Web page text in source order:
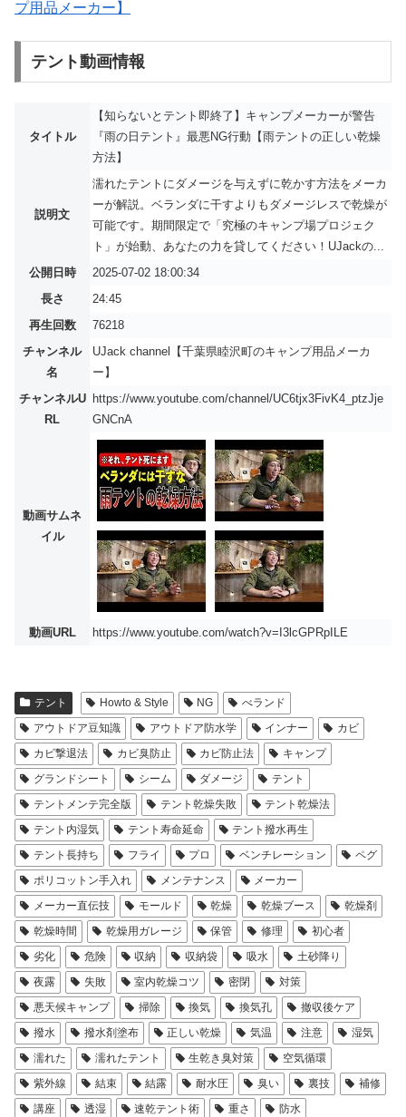
プ用品メーカー】
テント動画情報
タイトル
【知らないとテント即終了】キャンプメーカーが警告
『雨の日テント』最悪NG行動【雨テントの正しい乾燥
方法】
説明文
濡れたテントにダメージを与えずに乾かす方法をメーカ
ーが解説。ベランダに干すよりもダメージレスで乾燥が
可能です。期間限定で「究極のキャンプ場プロジェク
ト」が始動、あなたの力を貸してください！UJackの...
公開日時
2025-07-02 18:00:34
長さ
24:45
再生回数
76218
チャンネル
名
UJack channel【千葉県睦沢町のキャンプ用品メーカ
ー】
チャンネルU
RL
https://www.youtube.com/channel/UC6tjx3FivK4_ptzJje
GNCnA
動画サムネ
イル
動画URL https://www.youtube.com/watch?v=I3lcGPRpILE
テント Howto & Style NG
べランド
アウトドア豆知識
アウトドア防水学 インナー
カビ
カビ撃退法
カビ臭防止 カビ防止法
キャンプ
グランドシート
シーム ダメージ
テント
テントメンテ完全版
テント乾燥失敗
テント乾燥法
テント内湿気
テント寿命延命
テント撥水再生
テント長持ち
フライ プロ ベンチレーション
ペグ
ポリコットン手入れ
メンテナンス
メーカー
メーカー直伝技
モールド 乾燥 乾燥ブース
乾燥剤
乾燥時間
乾燥用ガレージ 保管 修理
初心者
劣化
危険 収納 収納袋 吸水
土砂降り
夜露
失敗 室内乾燥コツ 密閉
対策
悪天候キャンプ
掃除 換気 換気孔
撤収後ケア
撥水
撥水剤塗布 正しい乾燥 気温 注意
湿気
濡れた
濡れたテント 生乾き臭対策
空気循環
紫外線
結束 結露 耐水圧 臭い 裏技
補修
講座
透湿 速乾テント術 重さ
防水